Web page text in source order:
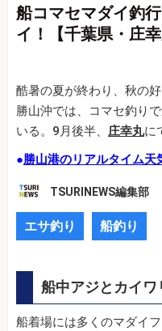
船コマセマダイ釣
イ！【千葉県・庄幸
酷暑の夏が終わり、秋の
勝山沖では、コマセ釣り
いる。9月後半、 庄幸丸に
●勝山港のリアルタイム天
TSURINEWS編集部
エサ釣り 船釣り
船中アジとカイワ
船着場には多くのマダイフ